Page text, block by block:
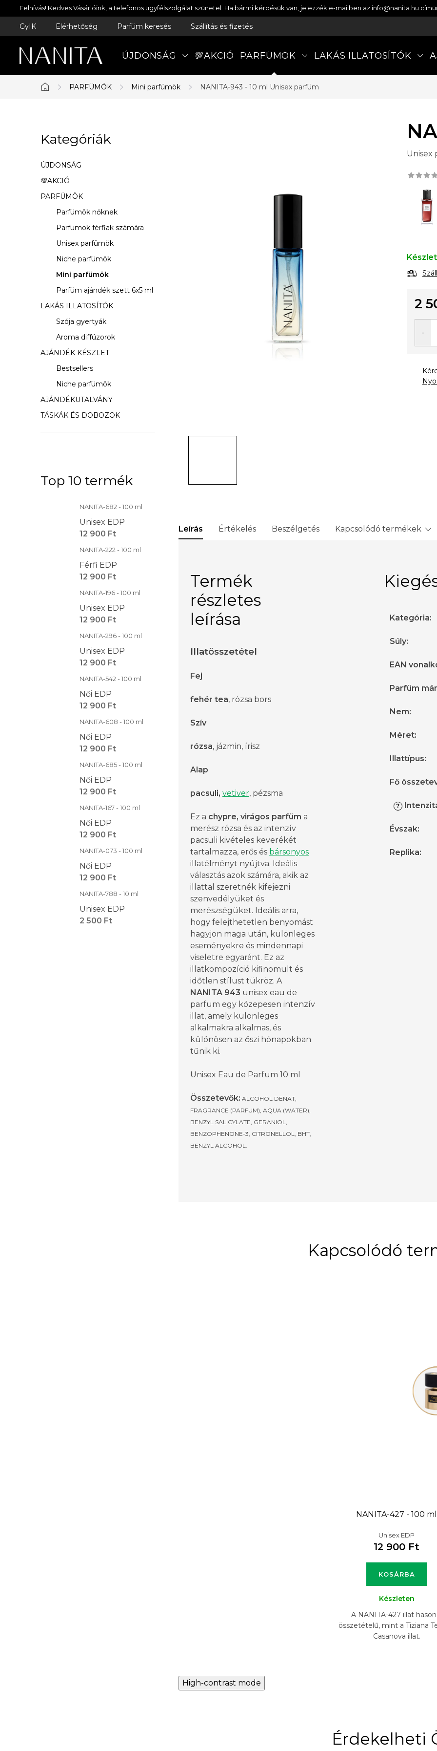
Ugrás
a
Felhívás! Kedves Vásárlóink, a telefonos ügyfélszolgálat szünetel. Ha bármi kérdésük van, jelezzék e-mailben az info@nanita.hu
GyIK Elérhetőség Parfüm keresés Szállítás és fizetés
ÚJDONSÁG 💯AKCIÓ PARFÜMÖK LAKÁS ILLATOSÍTÓK
Kezdőlap
PARFÜMÖK Mini parfümök NANITA-943 - 10 ml Unisex parfüm
l
d
a
l
n
Kategóriák
átugrása
Kategóriák
ÚJDONSÁG
💯AKCIÓ
PARFÜMÖK
Parfümök nőknek
Parfümök férfiak számára
Unisex parfümök
Niche parfümök
Mini parfümök
Parfüm ajándék szett 6x5 ml
LAKÁS ILLATOSÍTÓK
Szója gyertyák
Aroma diffúzorok
AJÁNDÉK KÉSZLET
Bestsellers
Niche parfümök
AJÁNDÉKUTALVÁNY
TÁSKÁK ÉS DOBOZOK
Top 10 termék
NANITA-682 - 100 ml
Unisex EDP
12 900 Ft
NANITA-222 - 100 ml
Férfi EDP
12 900 Ft
NANITA-196 - 100 ml
Unisex EDP
12 900 Ft
NANITA-296 - 100 ml
Unisex EDP
12 900 Ft
NANITA-542 - 100 ml
Női EDP
12 900 Ft
NANITA-608 - 100 ml
Női EDP
12 900 Ft
NANITA-685 - 100 ml
Női EDP
12 900 Ft
NANITA-167 - 100 ml
Női EDP
12 900 Ft
NANITA-073 - 100 ml
Női EDP
12 900 Ft
NANITA-788 - 10 ml
Unisex EDP
2 500 Ft
Unisex
2
Leírás Értékelés Beszélgetés Kapcsolódó termékek
Termék
részletes
leírása
Illatösszetétel
Fej
fehér tea, rózsa bors
Szív
rózsa, jázmin, írisz
Alap
pacsuli, vetiver, pézsma
Ez a chypre, virágos parfüm a
merész rózsa és az intenzív
pacsuli kivételes keverékét
tartalmazza, erős és bársonyos
illatélményt nyújtva. Ideális
választás azok számára, akik az
illattal szeretnék kifejezni
szenvedélyüket és
merészségüket. Ideális arra,
hogy felejthetetlen benyomást
hagyjon maga után, különleges
eseményekre és mindennapi
viseletre egyaránt. Ez az
illatkompozíció kifinomult és
időtlen stílust tükröz. A
NANITA 943 unisex eau de
parfum egy közepesen intenzív
illat, amely különleges
alkalmakra alkalmas, és
különösen az őszi hónapokban
tűnik ki.
Unisex Eau de Parfum 10 ml
Összetevők: ALCOHOL DENAT,
FRAGRANCE (PARFUM), AQUA (WATER),
BENZYL SALICYLATE, GERANIOL,
BENZOPHENONE-3, CITRONELLOL, BHT,
BENZYL ALCOHOL.
Kategória:
Súly:
EAN
Parfüm
Nem:
Méret:
Illattípus:
Fő
?
Évszak:
Replika:
Kapcsolódó
NANITA-427 - 100 ml
Unisex EDP
12 900 Ft
KOSÁRBA
Készleten
A NANITA-427 illat
összetételű, mint a Tiziana
Casanova illat.
High-contrast mode
Érdekelheti